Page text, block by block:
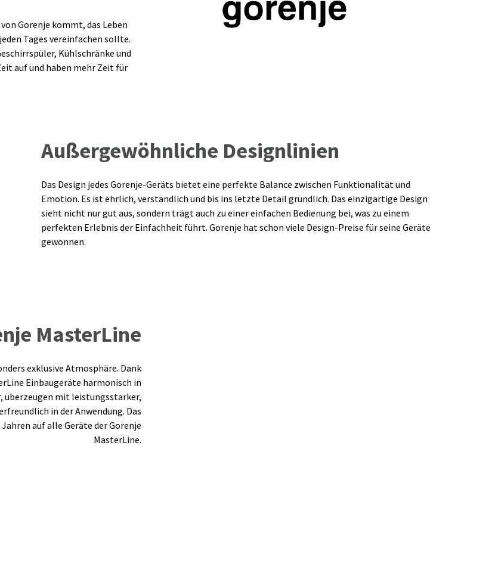
Gorenje kommt, das Leben
Tages vereinfachen sollte.
Kühlschränke und
auf und haben mehr Zeit für
Außergewöhnliche Designlinien
Das Design jedes Gorenje-Geräts bietet eine perfekte Balance zwischen Funktionalität und
Emotion. Es ist ehrlich, verständlich und bis ins letzte Detail gründlich. Das einzigartige Design
sieht nicht nur gut aus, sondern trägt auch zu einer einfachen Bedienung bei, was zu einem
perfekten Erlebnis der Einfachheit führt. Gorenje hat schon viele Design-Preise für seine Geräte
gewonnen.
MasterLine
exklusive Atmosphäre. Dank
Einbaugeräte harmonisch in
überzeugen mit leistungsstarker,
in der Anwendung. Das
auf alle Geräte der Gorenje
MasterLine.